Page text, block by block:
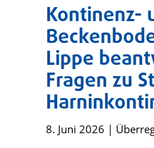
Kontinenz-
Lippe
Fragen zu
8. Juni 2026 |